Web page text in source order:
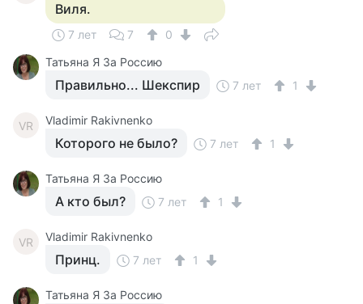
Виля.
7 лет 7
0
Татьяна Я За Россию
Правильно... Шекспир 7 лет 1
VR Vladimir Rakivnenko
Которого не было? 7 лет 1
Татьяна Я За Россию
А кто был? 7 лет 1
VR Vladimir Rakivnenko
Принц. 7 лет 1
Татьяна Я За Россию